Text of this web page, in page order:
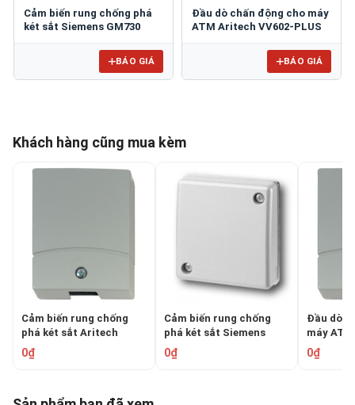
Cảm biến rung chống phá
két sắt Siemens GM730
BÁO GIÁ
Đầu dò chấn động cho máy
ATM Aritech VV602-PLUS
BÁO GIÁ
Khách hàng cũng mua kèm
Cảm biến rung chống
phá két sắt Aritech
VV600-PLUS
0₫
Cảm biến rung chống
phá két sắt Siemens
GM730
0₫
Đầu dò
máy
VV602-
0₫